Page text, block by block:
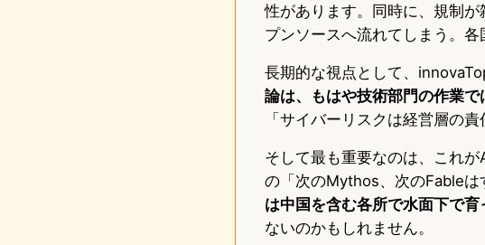
性があります。同時に、規制
プンソースへ流れてしまう。各
長期的な視点として、
論は、もはや技術部門の作業で
「サイバーリスクは経営層の
そして最も重要なのは、これ
の「次のMythos、次のFableは
は中国を含む各所で水面下で育
ないのかもしれません。